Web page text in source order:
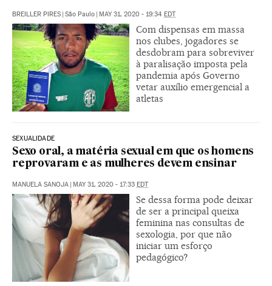
BREILLER PIRES São Paulo MAY 31, 2020 - 19:34 EDT
Com dispensas em massa
nos clubes, jogadores se
desdobram para sobreviver
à paralisação imposta pela
pandemia após Governo
vetar auxílio emergencial a
atletas
SEXUALIDADE
Sexo oral, a matéria sexual em que os homens
reprovaram e as mulheres devem ensinar
MANUELA SANOJA MAY 31, 2020 - 17:33 EDT
Se dessa forma pode deixar
de ser a principal queixa
feminina nas consultas de
sexologia, por que não
iniciar um esforço
pedagógico?